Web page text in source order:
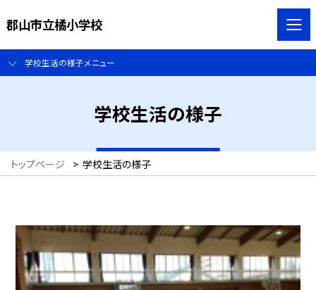
郡山市立橘小学校
学校生活の様子メニュー
学校生活の様子
トップページ > 学校生活の様子